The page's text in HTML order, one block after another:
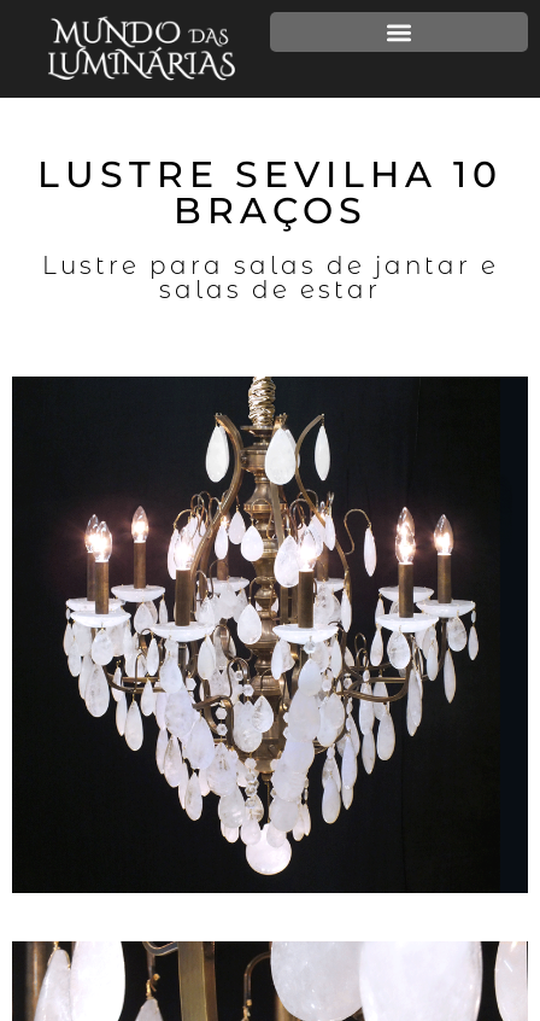
LUSTRE SEVILHA 10
BRAÇOS
Lustre para salas de jantar e
salas de estar